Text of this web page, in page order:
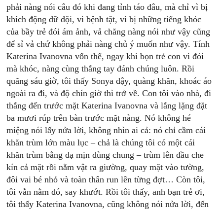
phải nàng nói câu đó khi đang tỉnh táo đâu, mà chỉ vì bị
khích động dữ dội, vì bệnh tật, vì bị những tiếng khóc
của bầy trẻ đói ám ảnh, vả chăng nàng nói như vậy cũng
để sỉ vả chứ không phải nàng chủ ý muốn như vậy. Tính
Katerina Ivanovna vốn thế, ngay khi bọn trẻ con vì đói
mà khóc, nàng cùng thẳng tay đánh chúng luôn. Rồi
quãng sáu giờ, tôi thấy Sonya dậy, quàng khăn, khoác áo
ngoài ra đi, và độ chín giờ thì trở về. Con tôi vào nhà, đi
thẳng đến trước mặt Katerina Ivanovna và lẳng lặng đặt
ba mươi rúp trên bàn trước mặt nàng. Nó không hé
miệng nói lấy nửa lời, không nhìn ai cả: nó chỉ cầm cái
khăn trùm lớn màu lục – chả là chúng tôi có một cái
khăn trùm bằng dạ mịn dùng chung – trùm lên đầu che
kín cả mặt rồi nằm vật ra giường, quay mặt vào tường,
đôi vai bé nhỏ và toàn thân run lên từng đợt… Còn tôi,
tôi vẫn nằm đó, say khướt. Rồi tôi thấy, anh bạn trẻ ơi,
tôi thấy Katerina Ivanovna, cũng không nói nửa lời, đến